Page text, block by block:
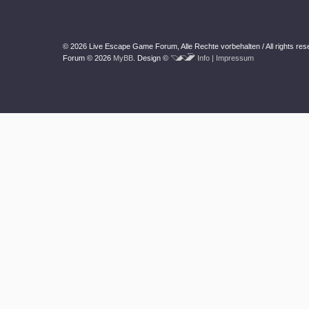
© 2026 Live Escape Game Forum, Alle Rechte vorbehalten /All rights
Forum © 2026 MyBB Design © Info | Impressum